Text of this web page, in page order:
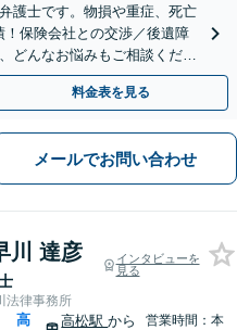
護士です。物損や重症、死亡
保険会社との交渉／後遺障
どんなお悩みもご相談くださ
片原町駅5分】
料金表を見る
メールでお問い合わせ
川 達彦
インタビューを
見る
法律事務所
高
高松駅から
営業時間：本